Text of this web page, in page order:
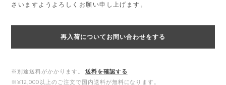
さいますようよろしくお願い申し上げます。
再入荷についてお問い合わせをする
※別途送料がかかります。
送料を確認する
※¥12,000以上のご注文で国内送料が無料になります。